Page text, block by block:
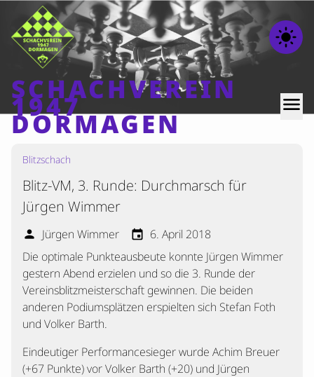
light_mode
SCHACHVEREIN
1947
DORMAGEN
menu
Home
Beiträge
Mannschaften
Ranglisten
Termine
Verschiedenes
Kontakt
Blitzschach
Blitz-VM, 3. Runde: Durchmarsch für
Jürgen Wimmer
person Jürgen Wimmer event 6. April 2018
Die optimale Punkteausbeute konnte Jürgen Wimmer
gestern Abend erzielen und so die 3. Runde der
Vereinsblitzmeisterschaft gewinnen. Die beiden
anderen Podiumsplätzen erspielten sich Stefan Foth
und Volker Barth.
Eindeutiger Performancesieger wurde Achim Breuer
(+67 Punkte) vor Volker Barth (+20) und Jürgen